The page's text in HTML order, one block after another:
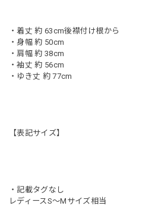
・着丈 約 63cm後襟付け根から
・身幅 約 50cm
・肩幅 約 38cm
・袖丈 約 56cm
・ゆき丈 約 77cm
【表記サイズ】
・記載タグなし
レディースS〜Mサイズ相当